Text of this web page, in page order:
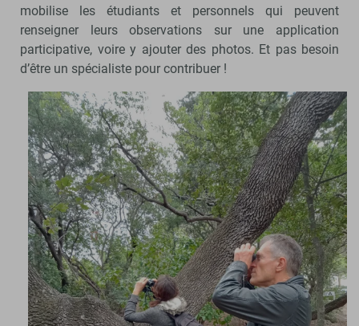
mobilise les étudiants et personnels qui peuvent
renseigner leurs observations sur une application
participative, voire y ajouter des photos. Et pas besoin
d’être un spécialiste pour contribuer !